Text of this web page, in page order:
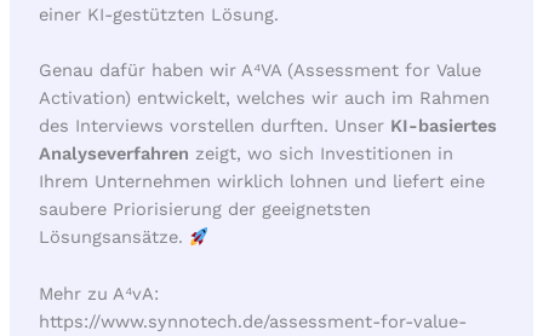
einer KI-gestützten Lösung.
Genau dafür haben wir A⁴VA (Assessment for Value
Activation) entwickelt, welches wir auch im Rahmen
des Interviews vorstellen durften. Unser KI-basiertes
Analyseverfahren zeigt, wo sich Investitionen in
Ihrem Unternehmen wirklich lohnen und liefert eine
saubere Priorisierung der geeignetsten
Lösungsansätze.
Mehr zu A⁴vA:
https://www.synnotech.de/assessment-for-value-